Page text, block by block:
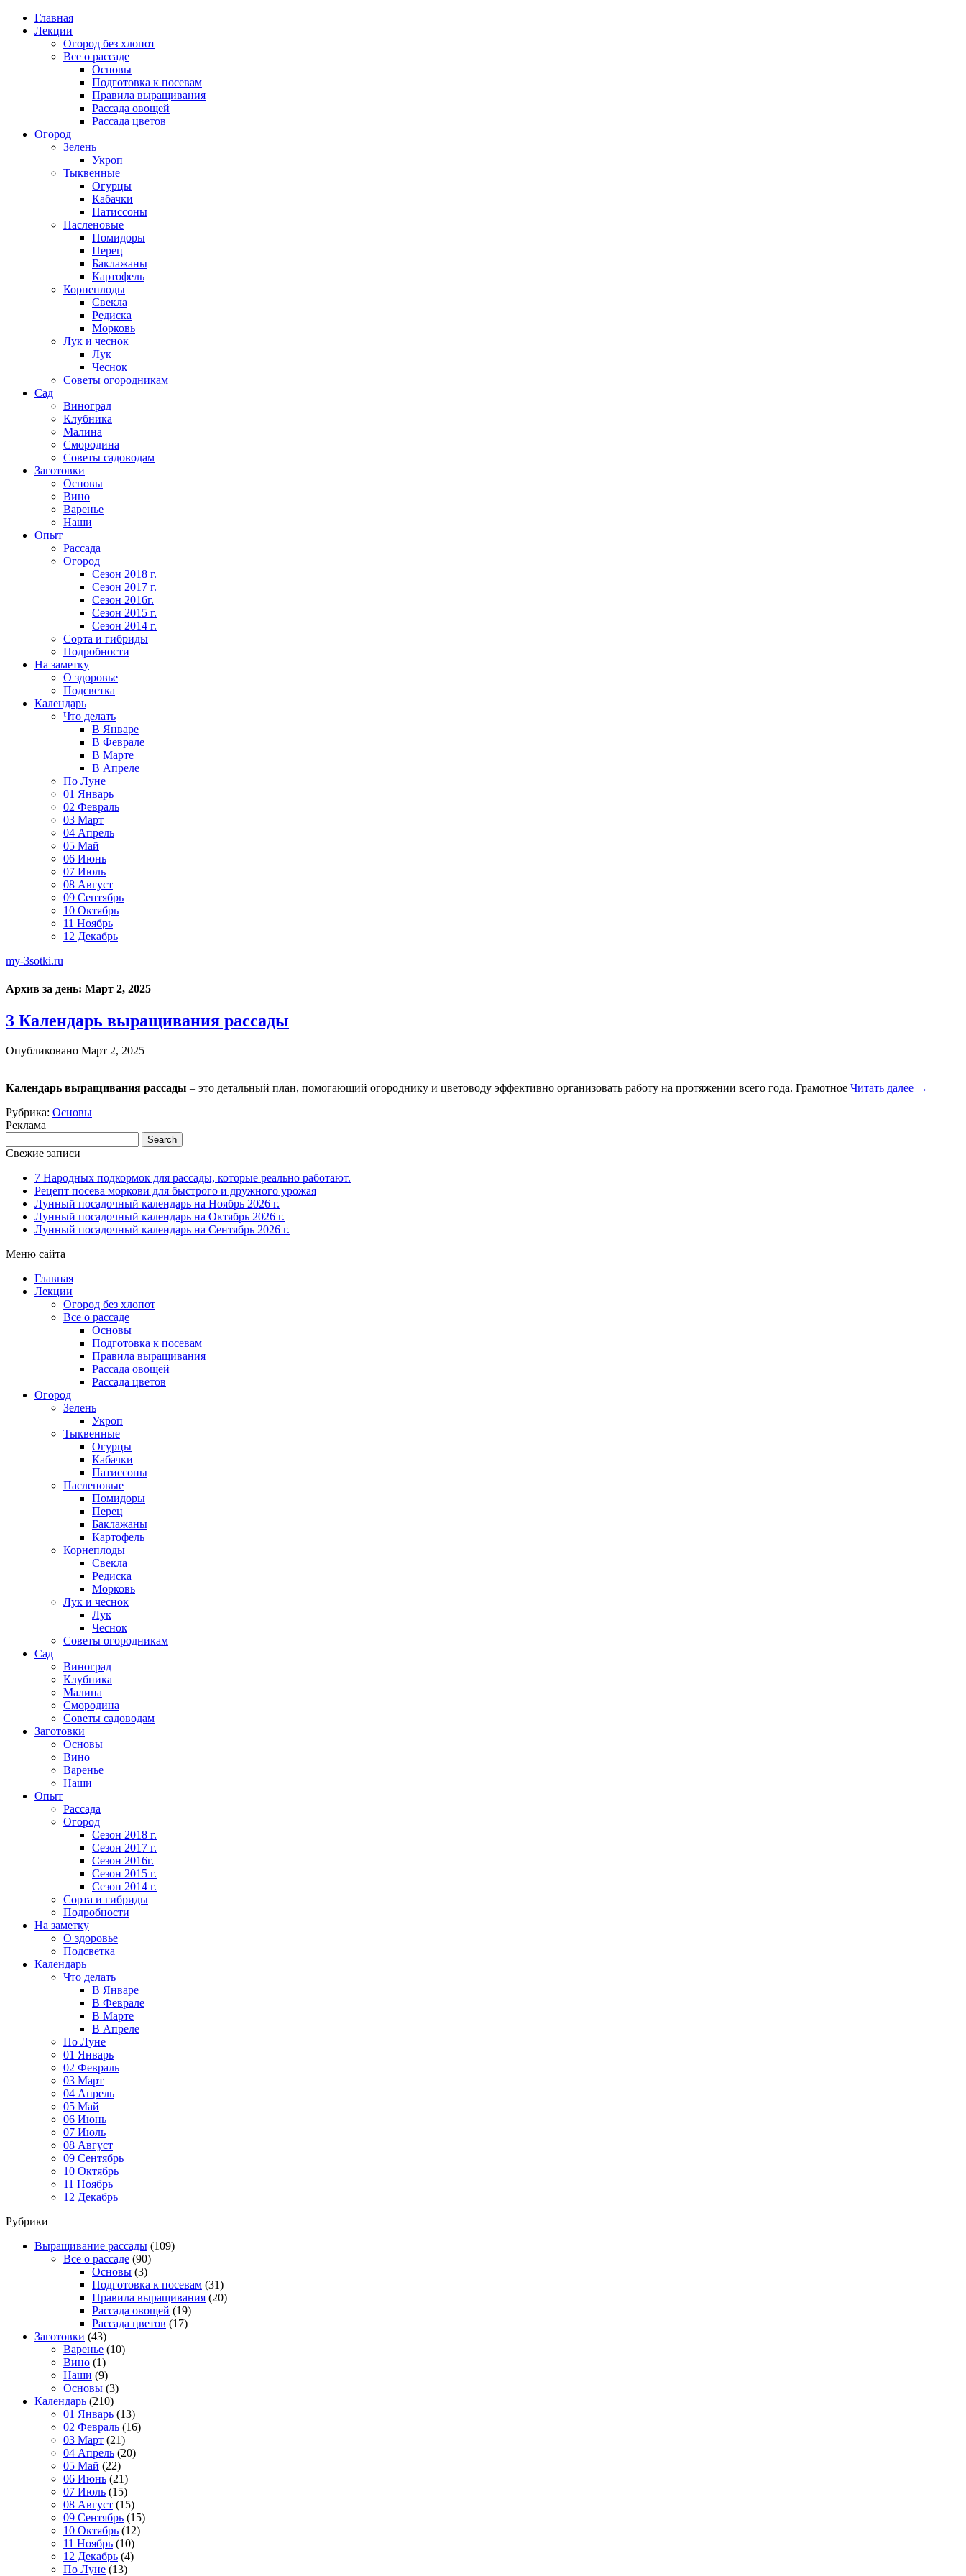
Главная
Лекции
Огород без хлопот
Все о рассаде
Основы
Подготовка к посевам
Правила выращивания
Рассада овощей
Рассада цветов
Огород
Зелень
Укроп
Тыквенные
Огурцы
Кабачки
Патиссоны
Пасленовые
Помидоры
Перец
Баклажаны
Картофель
Корнеплоды
Свекла
Редиска
Морковь
Лук и чеснок
Лук
Чеснок
Советы огородникам
Сад
Виноград
Клубника
Малина
Смородина
Советы садоводам
Заготовки
Основы
Вино
Варенье
Наши
Опыт
Рассада
Огород
Сезон 2018 г.
Сезон 2017 г.
Сезон 2016г.
Сезон 2015 г.
Сезон 2014 г.
Сорта и гибриды
Подробности
На заметку
О здоровье
Подсветка
Календарь
Что делать
В Январе
В Феврале
В Марте
В Апреле
По Луне
01 Январь
02 Февраль
03 Март
04 Апрель
05 Май
06 Июнь
07 Июль
08 Август
09 Сентябрь
10 Октябрь
11 Ноябрь
12 Декабрь
my-3sotki.ru
Архив за день: Март 2, 2025
3 Календарь выращивания рассады
Опубликовано Март 2, 2025
Календарь выращивания рассады – это детальный план, помогающий огороднику и цветоводу эффективно организовать работу на протяжении всего года. Грамотное Читать далее →
Рубрика: Основы
Реклама
Свежие записи
7 Народных подкормок для рассады, которые реально работают.
Рецепт посева моркови для быстрого и дружного урожая
Лунный посадочный календарь на Ноябрь 2026 г.
Лунный посадочный календарь на Октябрь 2026 г.
Лунный посадочный календарь на Сентябрь 2026 г.
Меню сайта
Главная
Лекции
Огород без хлопот
Все о рассаде
Основы
Подготовка к посевам
Правила выращивания
Рассада овощей
Рассада цветов
Огород
Зелень
Укроп
Тыквенные
Огурцы
Кабачки
Патиссоны
Пасленовые
Помидоры
Перец
Баклажаны
Картофель
Корнеплоды
Свекла
Редиска
Морковь
Лук и чеснок
Лук
Чеснок
Советы огородникам
Сад
Виноград
Клубника
Малина
Смородина
Советы садоводам
Заготовки
Основы
Вино
Варенье
Наши
Опыт
Рассада
Огород
Сезон 2018 г.
Сезон 2017 г.
Сезон 2016г.
Сезон 2015 г.
Сезон 2014 г.
Сорта и гибриды
Подробности
На заметку
О здоровье
Подсветка
Календарь
Что делать
В Январе
В Феврале
В Марте
В Апреле
По Луне
01 Январь
02 Февраль
03 Март
04 Апрель
05 Май
06 Июнь
07 Июль
08 Август
09 Сентябрь
10 Октябрь
11 Ноябрь
12 Декабрь
Рубрики
Выращивание рассады (109)
Все о рассаде (90)
Основы (3)
Подготовка к посевам (31)
Правила выращивания (20)
Рассада овощей (19)
Рассада цветов (17)
Заготовки (43)
Варенье (10)
Вино (1)
Наши (9)
Основы (3)
Календарь (210)
01 Январь (13)
02 Февраль (16)
03 Март (21)
04 Апрель (20)
05 Май (22)
06 Июнь (21)
07 Июль (15)
08 Август (15)
09 Сентябрь (15)
10 Октябрь (12)
11 Ноябрь (10)
12 Декабрь (4)
По Луне (13)